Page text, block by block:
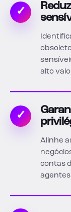
✓
alto
✓
Alinhe
contas
agentes